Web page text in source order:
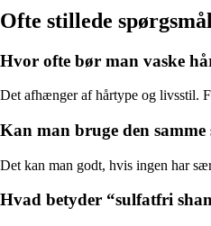
Ofte stillede spørgsmål
Hvor ofte bør man vaske
Det afhænger af hårtype og livsstil.
Kan man bruge den
Det kan man godt, hvis ingen har
Hvad betyder “sulfatfri